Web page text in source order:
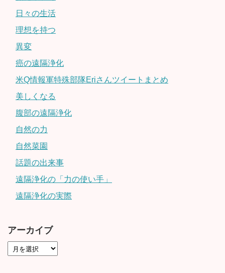
日々の生活
理想を持つ
異変
癌の遠隔浄化
米Q情報軍特殊部隊Eriさんツイートまとめ
美しくなる
腹部の遠隔浄化
自然の力
自然菜園
話題の出来事
遠隔浄化の「力の使い手」
遠隔浄化の実際
アーカイブ